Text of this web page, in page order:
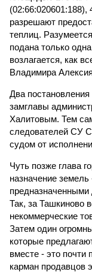
(02:66:020601:188),
разрешают
теплиц.
подана только
возлагается, как
Владимира
Два
замглавы
Халитовым. Тем
следователей СУ
судом от
Чуть позже глава
назначение
предназначенными
Так, за Ташкиново
некоммерческие
Затем один
которые
вместе - это
карман продавцов